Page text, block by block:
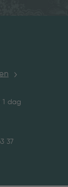
1 dag
37